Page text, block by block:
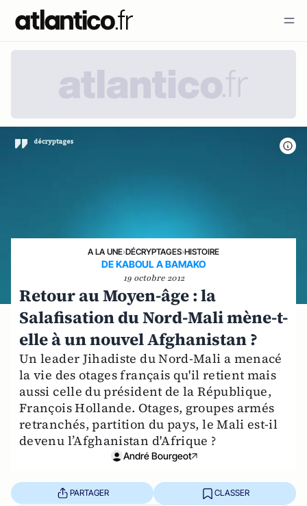
A LA UNE›DÉCRYPTAGES›HISTOIRE
DE KABOUL A BAMAKO
19 octobre 2012
Retour au Moyen-âge : la
Salafisation du Nord-Mali mène-t-
elle à un nouvel Afghanistan ?
Un leader Jihadiste du Nord-Mali a menacé
la vie des otages français qu'il retient mais
aussi celle du président de la République,
François Hollande. Otages, groupes armés
retranchés, partition du pays, le Mali est-il
devenu l’Afghanistan d'Afrique ?
André Bourgeot
PARTAGER CLASSER